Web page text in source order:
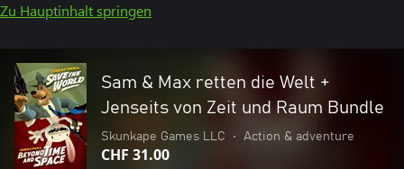
Zu Hauptinhalt springen
Sam & Max retten die Welt +
Jenseits von Zeit und Raum Bundle
Skunkape Games LLC • Action & adventure
CHF 31.00